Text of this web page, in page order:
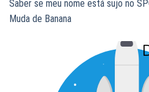
Saber se meu nome está sujo no
Muda de Banana